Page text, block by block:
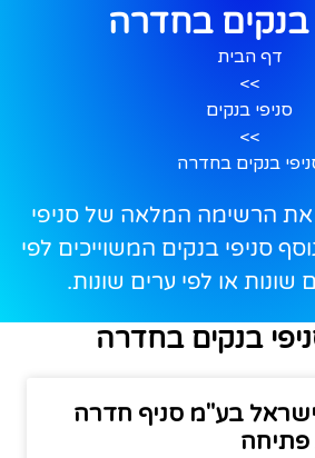
בנקים בחדרה
דף הבית
>>
סניפי בנקים
>>
בנקים בחדרה
את הרשימה המלאה של סניפי
סניפי בנקים המשוייכים לפי
או לפי ערים שונות.
בנקים בחדרה
בע"מ סניף חדרה
פתיחה